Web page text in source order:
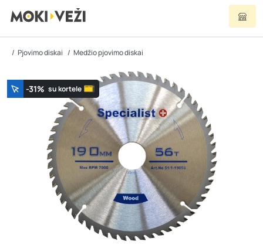
Pjovimo diskai Medžio pjovimo diskai
-31% su kortele